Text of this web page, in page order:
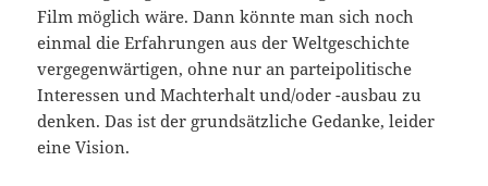
Film möglich wäre. Dann könnte man sich noch
einmal die Erfahrungen aus der Weltgeschichte
vergegenwärtigen, ohne nur an parteipolitische
Interessen und Machterhalt und/oder -ausbau zu
denken. Das ist der grundsätzliche Gedanke, leider
eine Vision.